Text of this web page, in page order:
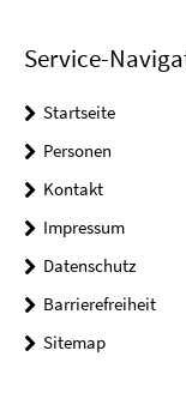
Service-
Startseite
Personen
Kontakt
Impressum
Datenschutz
Barrierefreiheit
Sitemap